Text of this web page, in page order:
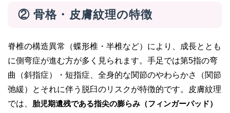
② 骨格・皮膚紋理の特徴
脊椎の構造異常（蝶形椎・半椎など）により、成長ととも
に側弯症が進む方が多く見られます。手足では第5指の弯
曲（斜指症）・短指症、全身的な関節のやわらかさ（関節
弛緩）とそれに伴う脱臼のリスクが特徴的です。皮膚紋理
では、 胎児期遺残である指尖の膨らみ（フィンガーパッド）